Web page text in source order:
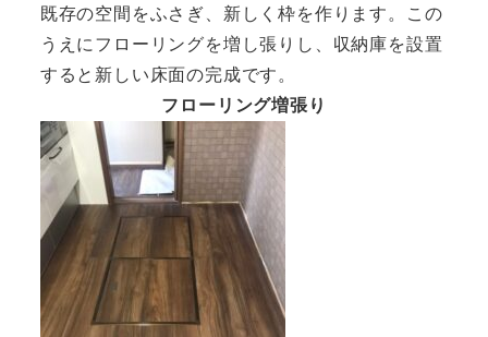
既存の空間をふさぎ、新しく枠を作ります。この
うえにフローリングを増し張りし、収納庫を設置
すると新しい床面の完成です。
フローリング増張り